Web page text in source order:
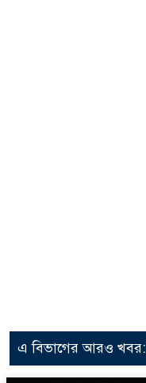
এ বিভাগের আরও খবর: